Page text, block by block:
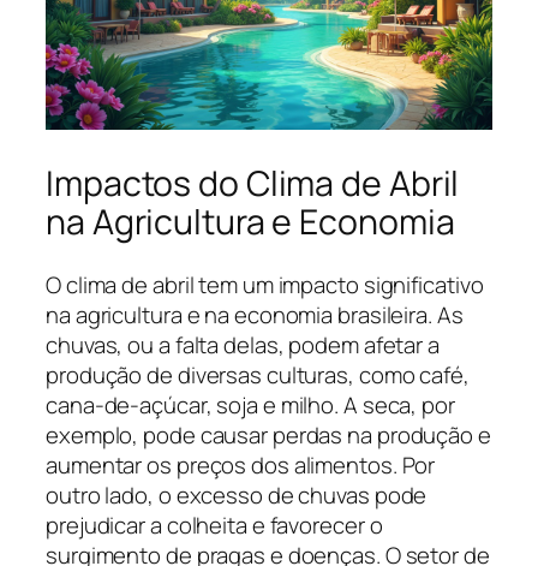
Impactos do Clima de Abril
na Agricultura e Economia
O clima de abril tem um impacto significativo
na agricultura e na economia brasileira. As
chuvas, ou a falta delas, podem afetar a
produção de diversas culturas, como café,
cana-de-açúcar, soja e milho. A seca, por
exemplo, pode causar perdas na produção e
aumentar os preços dos alimentos. Por
outro lado, o excesso de chuvas pode
prejudicar a colheita e favorecer o
surgimento de pragas e doenças. O setor de